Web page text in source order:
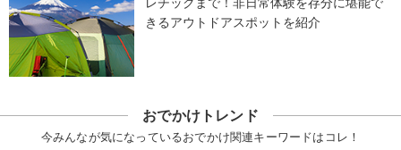
きるアウトドアスポットを紹介
おでかけトレンド
今みんなが気になっているおでかけ関連キーワードはコレ！